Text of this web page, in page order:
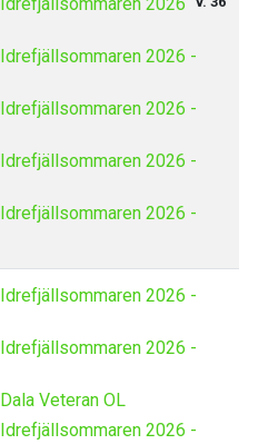
Idrefjällsommaren 2026 -
Idrefjällsommaren 2026 -
Idrefjällsommaren 2026 -
Idrefjällsommaren 2026 -
Idrefjällsommaren 2026 -
Idrefjällsommaren 2026 -
Dala Veteran OL
Idrefjällsommaren 2026 -